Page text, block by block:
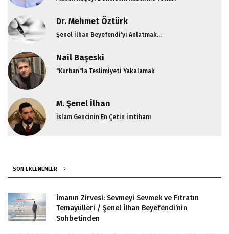
Dr. Mehmet Öztürk
Şenel İlhan Beyefendi'yi Anlatmak...
Nail Başeski
"Kurban"la Teslimiyeti Yakalamak
M. Şenel İlhan
İslam Gencinin En Çetin İmtihanı
SON EKLENENLER
İmanın Zirvesi: Sevmeyi Sevmek ve Fıtratın
Temayülleri / Şenel İlhan Beyefendi’nin
Sohbetinden